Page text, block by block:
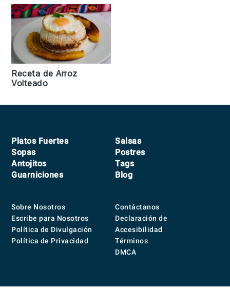
Receta de Arroz
Volteado
Footer
Platos Fuertes
Sopas
Antojitos
Guarniciones
Salsas
Postres
Tags
Blog
Sobre Nosotros
Escribe para Nosotros
Política de Divulgación
Política de Privacidad
Contáctanos
Declaración de
Accesibilidad
Términos
DMCA